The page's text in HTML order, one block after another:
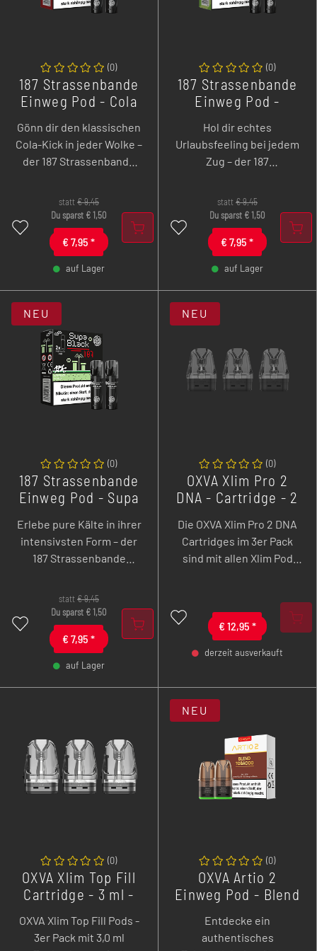
- +
statt€9,45
Du sparst € 1,50
€ 7,95 *
auf Lager
(0)
187 Strassenbande
Einweg Pod - Cola
Gönn dir den klassischen
Cola-Kick in jeder Wolke –
der 187 Strassenbande
dir den kultigen
Geschmack, perfekt
abgestimmt für bis zu 600
Züge puren Genuss. Im
praktischen 2er-Pack für
- +
statt€9,45
Du sparst € 1,50
€ 7,95 *
auf Lager
(0)
187 Strassenbande
Einweg Pod -
Pack
Hol dir echtes
Urlaubsfeeling bei jedem
Zug – der 187
Pod Spring Break mixt
Kiwi, Guava und
Passionsfrucht zu einem
tropischen
Geschmacksfeuerwerk.
- +
statt€9,45
Du sparst € 1,50
€ 7,95 *
auf Lager
(0)
187 Strassenbande
Einweg Pod - Supa
Erlebe pure Kälte in ihrer
intensivsten Form – der
187 Strassenbande
für ein ultra-frisches
Dampferlebnis. Im
praktischen 2er-Pack für
bis zu 600 Züge eisige
NEU
€ 12,95 *
derzeit ausverkauft
(0)
OXVA Xlim Pro 2
DNA - Cartridge - 2
Die OXVA Xlim Pro 2 DNA
Cartridges im 3er Pack
sind mit allen Xlim Pod
Burn-Technologie sowie
Replay-Funktion (gilt nur
für OXVA Xlim Pro 2 DNA)
für ein konstantes und
NEU
(0)
OXVA Xlim Top Fill
Cartridge - 3 ml -
OXVA Xlim Top Fill Pods -
3er Pack mit 3,0 ml
(0)
OXVA Artio 2
Einweg Pod - Blend
Entdecke ein
authentisches
NEU